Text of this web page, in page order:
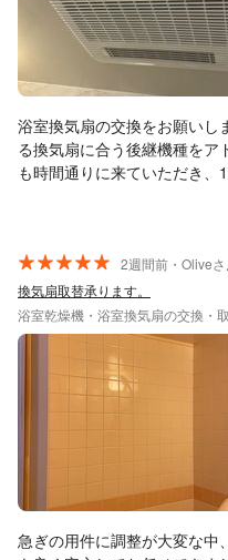
浴室換気扇の交換をお願いし
る換気扇に合う後継機種をア
も時間通りに来ていただき
もぴったりで綺麗な仕上が
2週間前・Oliveさ
換気扇取替承ります。
浴室乾燥機・浴室換気扇の交換・
急ぎの用件に調整が大変な中